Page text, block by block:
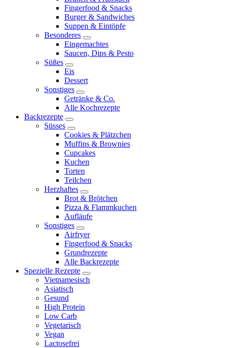
menu
Fingerfood & Snacks
Burger & Sandwiches
Suppen & Eintöpfe
Besonderes
expand
child
menu
Eingemachtes
Saucen, Dips & Pesto
Süßes
expand
child
menu
Eis
Dessert
Sonstiges
expand
child
menu
Getränke & Co.
Alle Kochrezepte
Backrezepte
expand
child
menu
Süsses
expand
child
menu
Cookies & Plätzchen
Muffins & Brownies
Cupcakes
Kuchen
Torten
Teilchen
Herzhaftes
expand
child
menu
Brot & Brötchen
Pizza & Flammkuchen
Aufläufe
Sonstiges
expand
child
menu
Airfryer
Fingerfood & Snacks
Grundrezepte
Alle Backrezepte
Spezielle Rezepte
expand
child
Vietnamesisch
Asiatisch
Gesund
High Protein
Low Carb
Vegetarisch
Vegan
Lactosefrei